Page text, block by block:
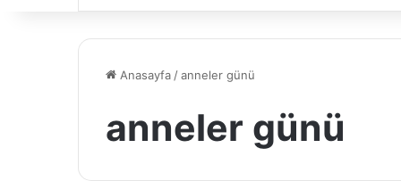
Anasayfa /anneler günü
anneler günü